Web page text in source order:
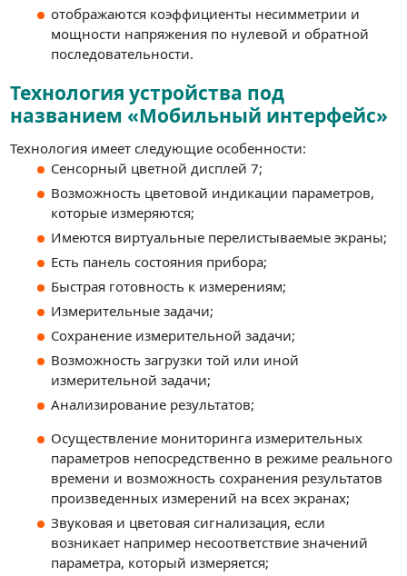
отображаются коэффициенты несимметрии и
мощности напряжения по нулевой и обратной
последовательности.
Технология устройства под
названием «Мобильный интерфейс»
Технология имеет следующие особенности:
Сенсорный цветной дисплей 7;
Возможность цветовой индикации параметров,
которые измеряются;
Имеются виртуальные перелистываемые экраны;
Есть панель состояния прибора;
Быстрая готовность к измерениям;
Измерительные задачи;
Сохранение измерительной задачи;
Возможность загрузки той или иной
измерительной задачи;
Анализирование результатов;
Осуществление мониторинга измерительных
параметров непосредственно в режиме реального
времени и возможность сохранения результатов
произведенных измерений на всех экранах;
Звуковая и цветовая сигнализация, если
возникает например несоответствие значений
параметра, который измеряется;